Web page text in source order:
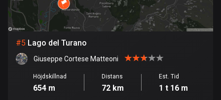
4 rutter
Cypern
Danmark
Djibouti
#5 Lago del Turano
Giuseppe Cortese Matteoni
Höjdskillnad
654 m
Distans
72 km
Est. Tid
1 t 16 m